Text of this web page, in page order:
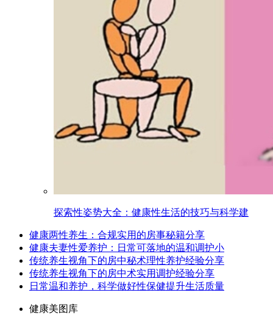
探索性姿势大全：健康性生活的技巧与科学建
健康两性养生：合规实用的房事秘籍分享
健康夫妻性爱养护：日常可落地的温和调护小
传统养生视角下的房中秘术理性养护经验分享
传统养生视角下的房中术实用调护经验分享
日常温和养护，科学做好性保健提升生活质量
健康美图库